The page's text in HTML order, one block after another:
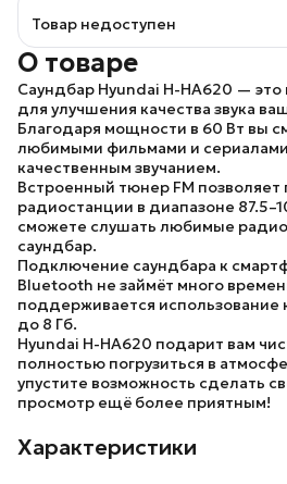
Товар недоступен
О товаре
Саундбар Hyundai H-HA620 — это
для улучшения качества звука
Благодаря мощности в 60 Вт вы
любимыми фильмами и
качественным звучанием.
Встроенный тюнер FM позволяет
радиостанции в диапазоне
сможете слушать любимые
саундбар.
Подключение саундбара к
Bluetooth не займёт много
поддерживается использование
до 8 Гб.
Hyundai H-HA620 подарит вам
полностью погрузиться в
упустите возможность сделать
просмотр ещё более приятным!
Характеристики